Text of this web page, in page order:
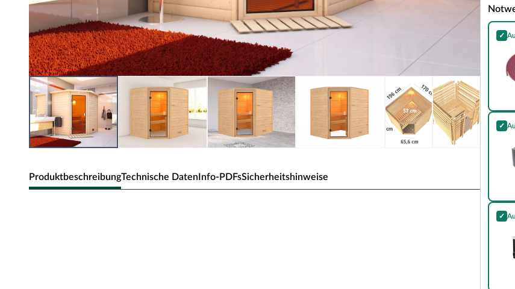
ProduktbeschreibungTechnische DatenInfo-PDFsSicherheitshinweise
✓
✓
✓